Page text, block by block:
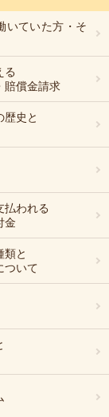
いていた方・そ
る
賠償金請求
歴史と
払われる
金
類と
ついて